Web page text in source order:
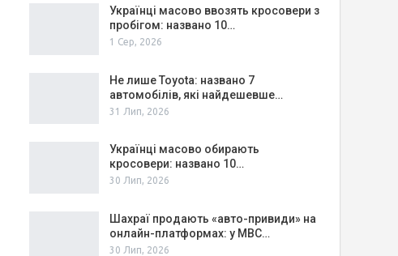
Українці масово ввозять кросовери з
пробігом: названо 10…
1 Сер, 2026
Не лише Toyota: названо 7
автомобілів, які найдешевше…
31 Лип, 2026
Українці масово обирають
кросовери: названо 10…
30 Лип, 2026
Шахраї продають «авто-привиди» на
онлайн-платформах: у МВС…
30 Лип, 2026